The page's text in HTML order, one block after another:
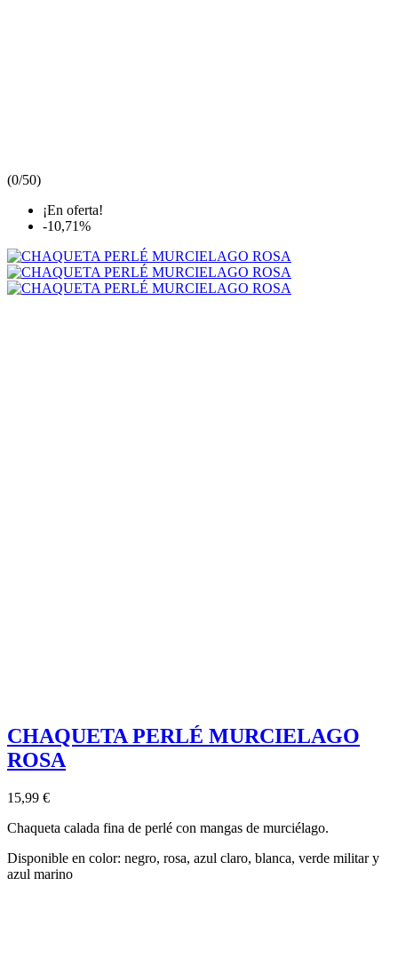
(0/50)
¡En oferta!
-10,71%
CHAQUETA PERLÉ MURCIELAGO
ROSA
15,99 €
Chaqueta calada fina de perlé con mangas de murciélago.
Disponible en color: negro, rosa, azul claro, blanca, verde militar y
azul marino